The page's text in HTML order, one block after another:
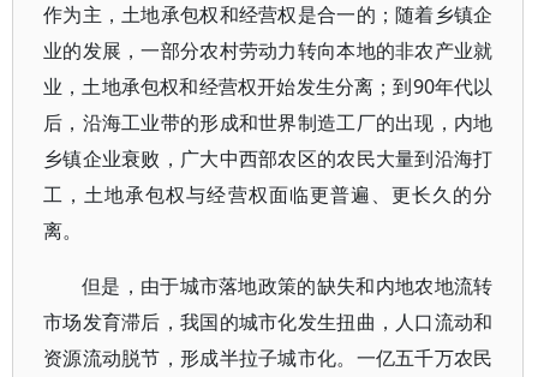
作为主，土地承包权和经营权是合一的；随着乡镇企
业的发展，一部分农村劳动力转向本地的非农产业就
业，土地承包权和经营权开始发生分离；到90年代以
后，沿海工业带的形成和世界制造工厂的出现，内地
乡镇企业衰败，广大中西部农区的农民大量到沿海打
工，土地承包权与经营权面临更普遍、更长久的分
离。
但是，由于城市落地政策的缺失和内地农地流转
市场发育滞后，我国的城市化发生扭曲，人口流动和
资源流动脱节，形成半拉子城市化。一亿五千万农民